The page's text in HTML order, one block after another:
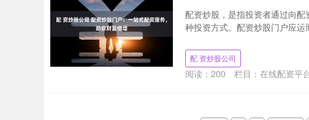
配资炒股，是指投资者通过向
种投资方式。配资炒股门户应
配 资炒股公司
阅读： 200 栏目： 在线配资平